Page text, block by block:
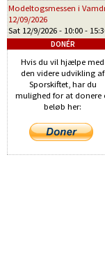
Modeltogsmessen i
12/09/2026
Sat 12/9/2026 - 10:00 -
DONÉR
Hvis du vil hjælpe med
den videre udvikling af
Sporskiftet, har du
mulighed for at donere
beløb her: